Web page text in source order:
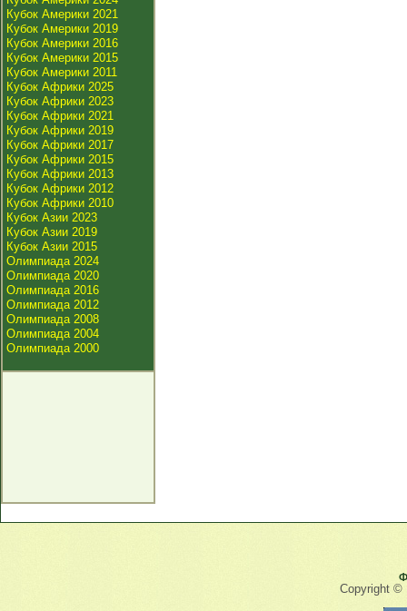
Кубок Америки 2021
Кубок Америки 2019
Кубок Америки 2016
Кубок Америки 2015
Кубок Америки 2011
Кубок Африки 2025
Кубок Африки 2023
Кубок Африки 2021
Кубок Африки 2019
Кубок Африки 2017
Кубок Африки 2015
Кубок Африки 2013
Кубок Африки 2012
Кубок Африки 2010
Кубок Азии 2023
Кубок Азии 2019
Кубок Азии 2015
Олимпиада 2024
Олимпиада 2020
Олимпиада 2016
Олимпиада 2012
Олимпиада 2008
Олимпиада 2004
Олимпиада 2000
Copyright ©